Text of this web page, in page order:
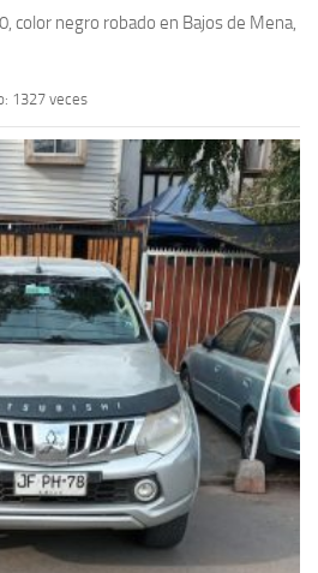
color negro robado en Bajos de Mena,
1327 veces